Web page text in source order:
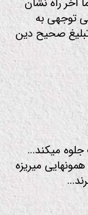
توجهی به
تبلیغ صحیح دین
میکند…
میریزه